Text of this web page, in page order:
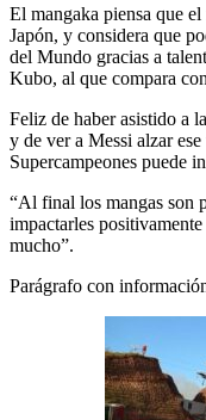
El mangaka piensa que
Japón, y considera que
del Mundo gracias a
Kubo, al que compara
Feliz de haber asistido a
y de ver a Messi alzar
Supercampeones puede
“Al final los mangas son
impactarles
mucho”.
Parágrafo con